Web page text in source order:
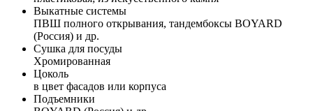
Выкатные системы
ПВШ полного открывания, тандембоксы BOYARD
(Россия) и др.
Сушка для посуды
Хромированная
Цоколь
в цвет фасадов или корпуса
Подъемники